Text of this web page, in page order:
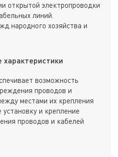
открытой электропроводки
линий.
народного хозяйства и
характеристики
возможность
проводов и
местами их крепления
и крепление
проводов и кабелей